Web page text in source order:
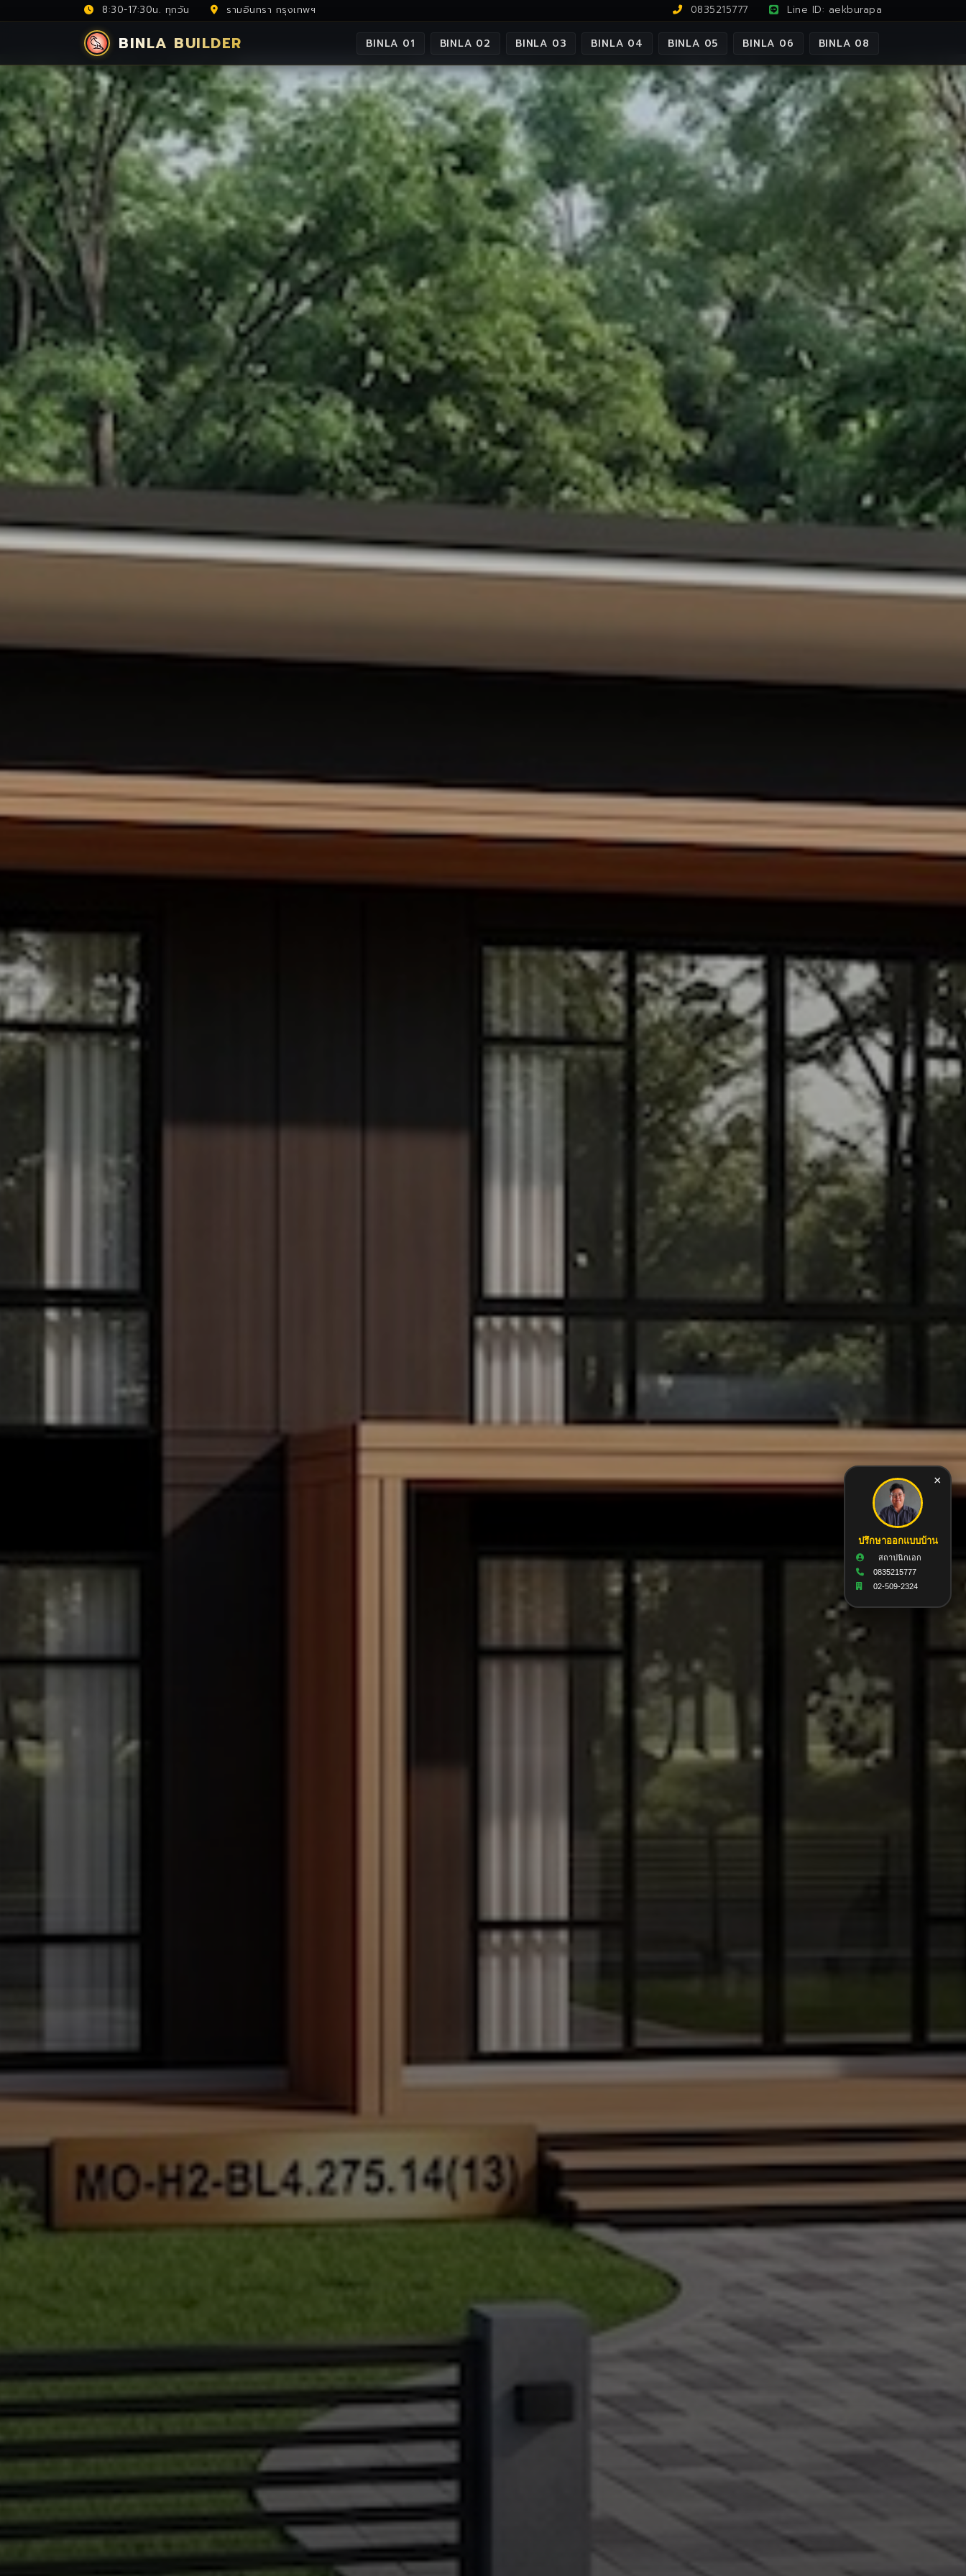
8:30-17:30น. ทุกวัน รามอินทรา กรุงเทพฯ 0835215777 Line ID: aekburapa
BINLA BUILDER BINLA 01 BINLA 02 BINLA 03 BINLA 04 BINLA 05 BINLA 06 BINLA 08
×
ปรึกษาออกแบบบ้าน
สถาปนิกเอก
0835215777
02-509-2324